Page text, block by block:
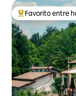
De los mejores en
Favorito entre